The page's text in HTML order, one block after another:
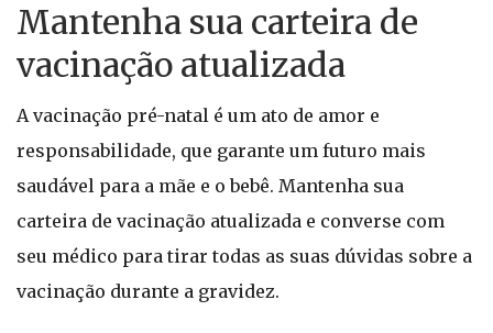
Mantenha sua carteira de
vacinação atualizada
A vacinação pré-natal é um ato de amor e
responsabilidade, que garante um futuro mais
saudável para a mãe e o bebê. Mantenha sua
carteira de vacinação atualizada e converse com
seu médico para tirar todas as suas dúvidas sobre a
vacinação durante a gravidez.